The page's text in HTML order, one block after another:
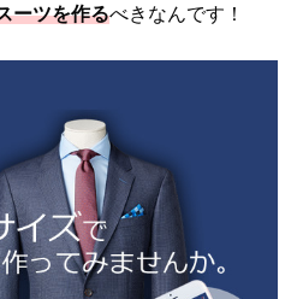
ーツを作るべきなんです！